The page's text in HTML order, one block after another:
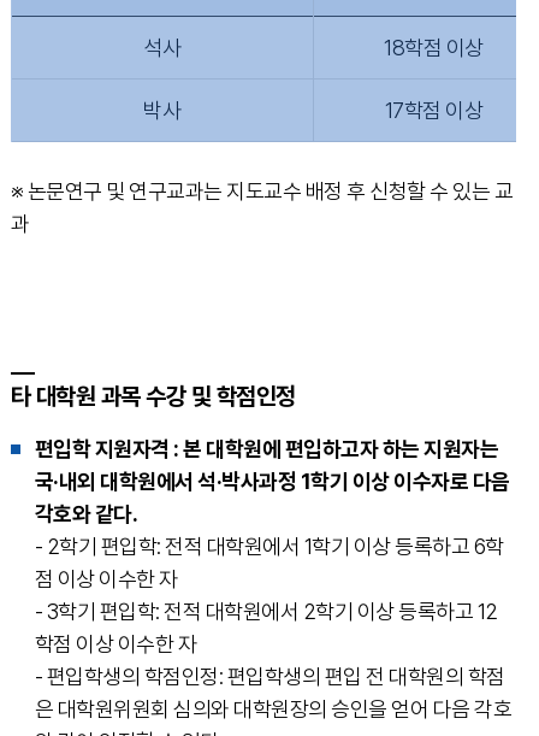
석사 18학점 이상
박사 17학점 이상
※ 논문연구 및 연구교과는 지도교수 배정 후 신청할 수 있는 교
과
타 대학원 과목 수강 및 학점인정
편입학 지원자격 : 본 대학원에 편입하고자 하는 지원자는
국·내외 대학원에서 석·박사과정 1학기 이상 이수자로 다음
각호와 같다.
- 2학기 편입학: 전적 대학원에서 1학기 이상 등록하고 6학
점 이상 이수한 자
- 3학기 편입학: 전적 대학원에서 2학기 이상 등록하고 12
학점 이상 이수한 자
- 편입학생의 학점인정: 편입학생의 편입 전 대학원의 학점
은 대학원위원회 심의와 대학원장의 승인을 얻어 다음 각호